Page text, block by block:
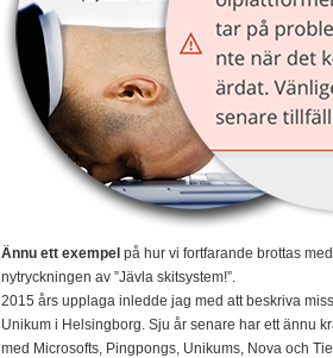
Ännu ett exempel på hur vi fortfarande brottas
nytryckningen av ”Jävla skitsystem!”.
2015 års upplaga inledde jag med att beskriva
Unikum i Helsingborg. Sju år senare har ett ännu
med Microsofts, Pingpongs, Unikums, Nova och